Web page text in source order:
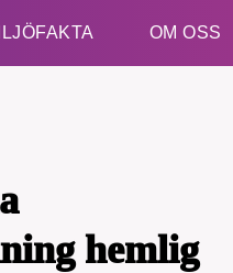
OM OSS
hemlig